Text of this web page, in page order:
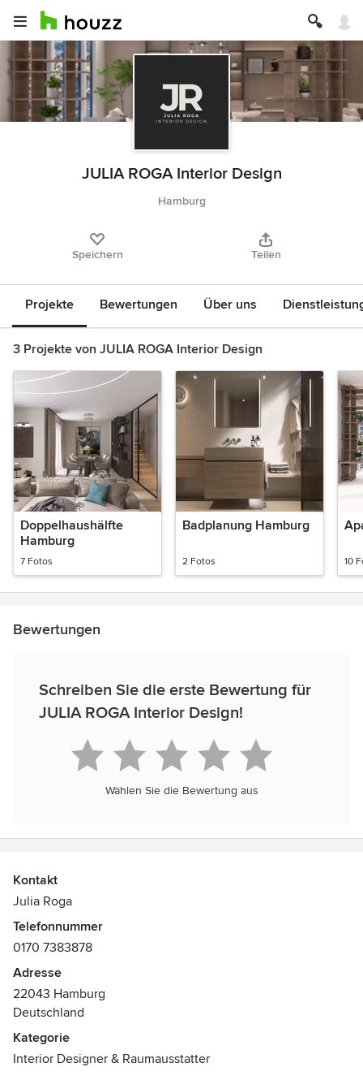
JULIA ROGA Interior Design
Hamburg
Speichern Teilen
Projekte Bewertungen Über uns
3 Projekte von JULIA ROGA Interior Design
Doppelhaushälfte
Hamburg
7 Fotos
Badplanung Hamburg
2 Fotos 10
Bewertungen
Schreiben Sie die erste Bewertung für
JULIA ROGA Interior Design!
Wählen Sie die Bewertung aus
Kontakt
Julia Roga
Telefonnummer
0170 7383878
Adresse
22043 Hamburg
Deutschland
Kategorie
Interior Designer & Raumausstatter